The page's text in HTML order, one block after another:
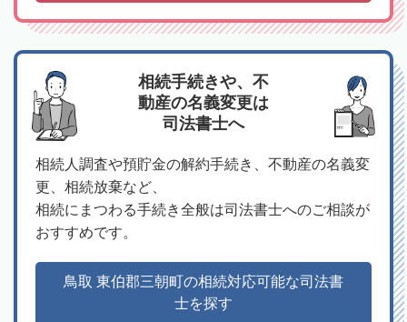
相続手続きや、不
動産の名義変更は
司法書士へ
相続人調査や預貯金の解約手続き、不動産の名義変
更、相続放棄など、
相続にまつわる手続き全般は司法書士へのご相談が
おすすめです。
鳥取 東伯郡三朝町の相続対応可能な司法書
士を探す